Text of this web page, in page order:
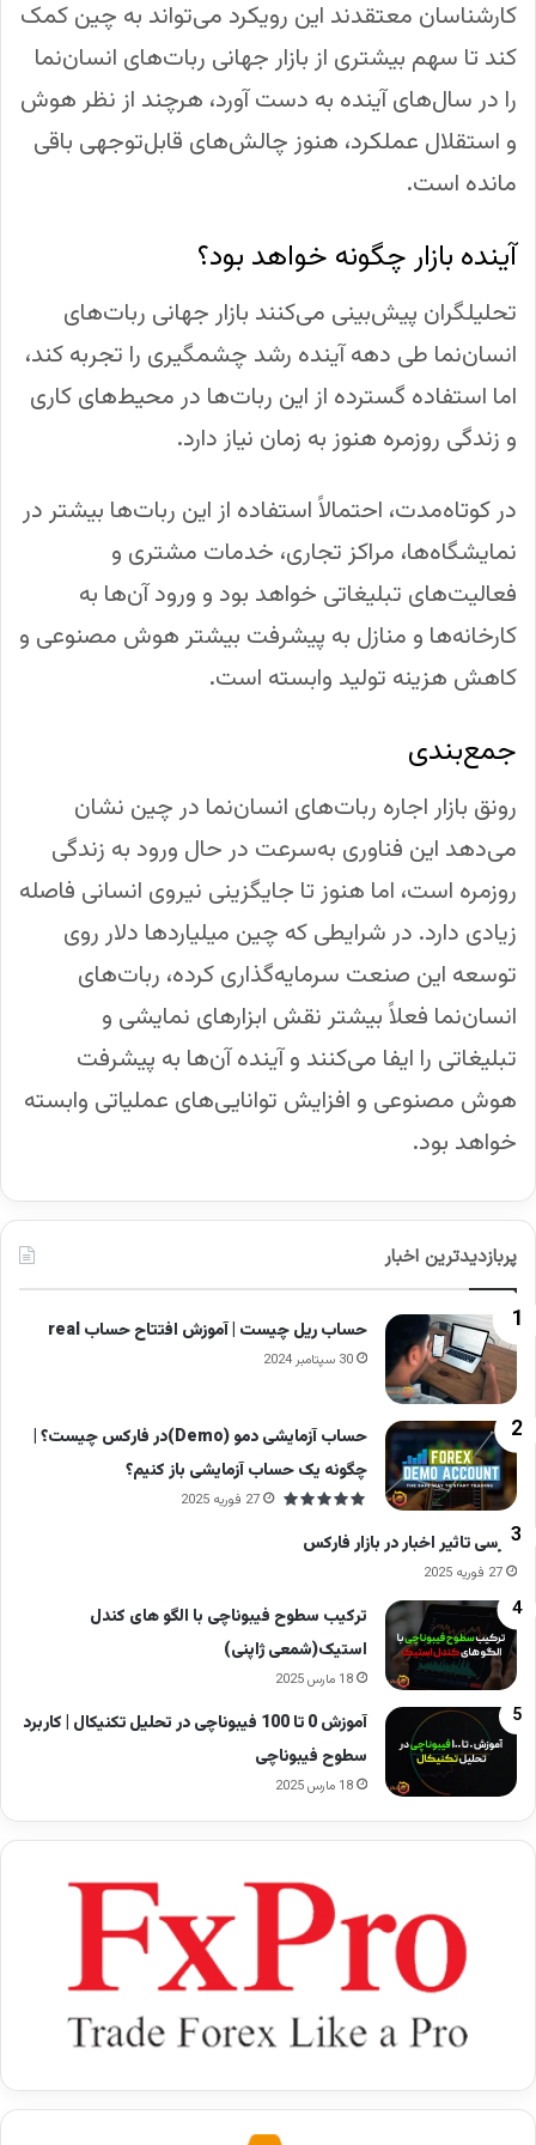
کارشناسان معتقدند این رویکرد می‌تواند به چین کمک
کند تا سهم بیشتری از بازار جهانی ربات‌های انسان‌نما
را در سال‌های آینده به دست آورد، هرچند از نظر هوش
و استقلال عملکرد، هنوز چالش‌های قابل‌توجهی باقی
مانده است.
آینده بازار چگونه خواهد بود؟
تحلیلگران پیش‌بینی می‌کنند بازار جهانی ربات‌های
انسان‌نما طی دهه آینده رشد چشمگیری را تجربه کند،
اما استفاده گسترده از این ربات‌ها در محیط‌های کاری
و زندگی روزمره هنوز به زمان نیاز دارد.
در کوتاه‌مدت، احتمالاً استفاده از این ربات‌ها بیشتر در
نمایشگاه‌ها، مراکز تجاری، خدمات مشتری و
فعالیت‌های تبلیغاتی خواهد بود و ورود آن‌ها به
کارخانه‌ها و منازل به پیشرفت بیشتر هوش مصنوعی و
کاهش هزینه تولید وابسته است.
جمع‌بندی
رونق بازار اجاره ربات‌های انسان‌نما در چین نشان
می‌دهد این فناوری به‌سرعت در حال ورود به زندگی
روزمره است، اما هنوز تا جایگزینی نیروی انسانی فاصله
زیادی دارد. در شرایطی که چین میلیاردها دلار روی
توسعه این صنعت سرمایه‌گذاری کرده، ربات‌های
انسان‌نما فعلاً بیشتر نقش ابزارهای نمایشی و
تبلیغاتی را ایفا می‌کنند و آینده آن‌ها به پیشرفت
هوش مصنوعی و افزایش توانایی‌های عملیاتی وابسته
خواهد بود.
پربازدیدترین اخبار
حساب ریل چیست | آموزش افتتاح حساب real
30 سپتامبر 2024
حساب آزمایشی دمو (Demo)در فارکس چیست؟ |
چگونه یک حساب آزمایشی باز کنیم؟
27 فوریه 2025
بررسی تاثیر اخبار در بازار فارکس
27 فوریه 2025
ترکیب سطوح فیبوناچی با الگو های کندل
استیک(شمعی ژاپنی)
18 مارس 2025
آموزش 0 تا 100 فیبوناچی در تحلیل تکنیکال | کاربرد
سطوح فیبوناچی
18 مارس 2025